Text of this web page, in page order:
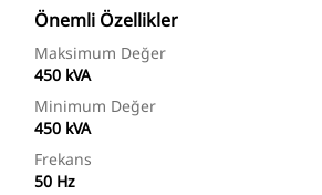
Önemli Özellikler
Maksimum Değer
450 kVA
Minimum Değer
450 kVA
Frekans
50 Hz